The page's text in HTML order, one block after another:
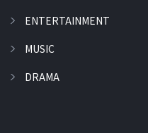
ENTERTAINMENT
MUSIC
DRAMA